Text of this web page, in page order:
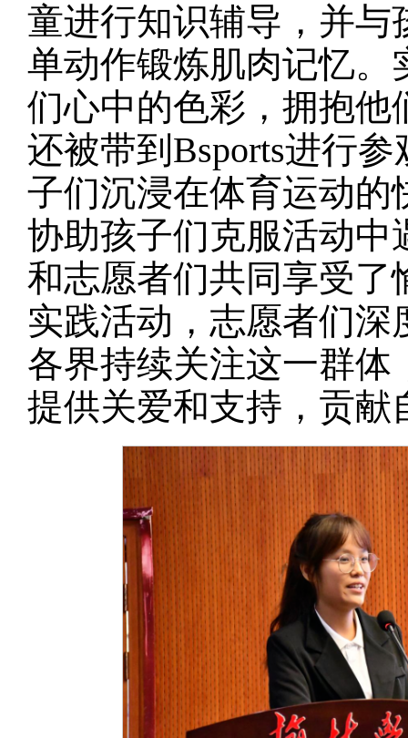
童进行知识辅导，并与
单动作锻炼肌肉记忆。
们心中的色彩，拥抱他
还被带到Bsports进行
子们沉浸在体育运动的
协助孩子们克服活动中
和志愿者们共同享受了
实践活动，志愿者们
各界持续关注这一群
提供关爱和支持，贡献